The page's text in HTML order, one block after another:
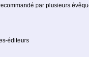
par plusieurs
éditeurs